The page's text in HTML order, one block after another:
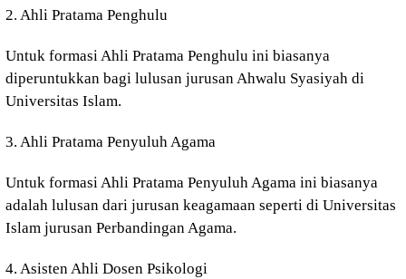
2. Ahli Pratama Penghulu
Untuk formasi Ahli Pratama Penghulu ini biasanya
diperuntukkan bagi lulusan jurusan Ahwalu Syasiyah di
Universitas Islam.
3. Ahli Pratama Penyuluh Agama
Untuk formasi Ahli Pratama Penyuluh Agama ini biasanya
adalah lulusan dari jurusan keagamaan seperti di Universitas
Islam jurusan Perbandingan Agama.
4. Asisten Ahli Dosen Psikologi